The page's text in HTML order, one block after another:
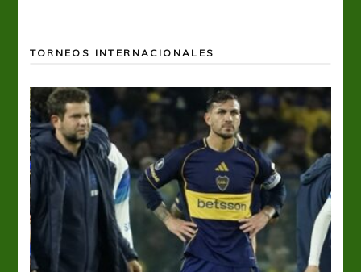
TORNEOS INTERNACIONALES